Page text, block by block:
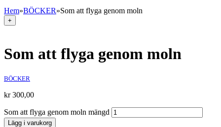
Hem»BÖCKER»Som att flyga genom moln
+
Som att flyga genom moln
BÖCKER
kr300,00
Som att flyga genom moln mängd
Lägg i varukorg